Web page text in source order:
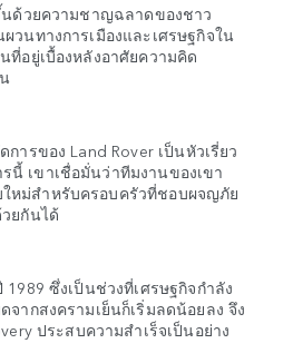
ด้วยความชาญฉลาดของชาว
วนทางการเมืองและเศรษฐกิจใน
ที่อยู่เบื้องหลังอาศัยความคิด
ารของ Land Rover เป็นหัวเรี่ยว
นี้ เขาเชื่อมั่นว่าทีมงานของเขา
หม่สำหรับครอบครัวที่ชอบผจญภัย
ยกันได้
ซึ่งเป็นช่วงที่เศรษฐกิจกำลัง
จากสงครามเย็นก็เริ่มลดน้อยลง จึง
ประสบความสำเร็จเป็นอย่าง